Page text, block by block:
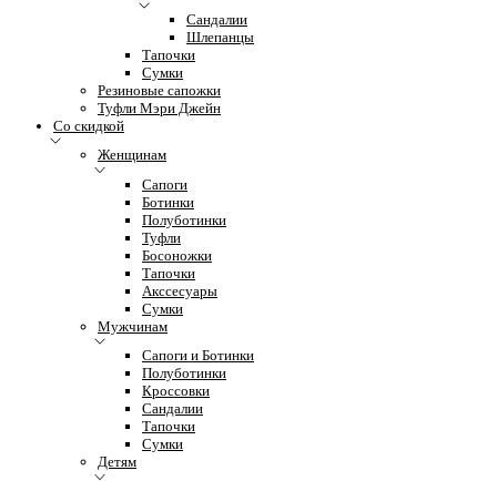
Сандалии
Шлепанцы
Тапочки
Сумки
Резиновые сапожки
Туфли Мэри Джейн
Со скидкой
Женщинам
Сапоги
Ботинки
Полуботинки
Туфли
Босоножки
Тапочки
Акссесуары
Сумки
Мужчинам
Сапоги и Ботинки
Полуботинки
Кроссовки
Сандалии
Тапочки
Сумки
Детям